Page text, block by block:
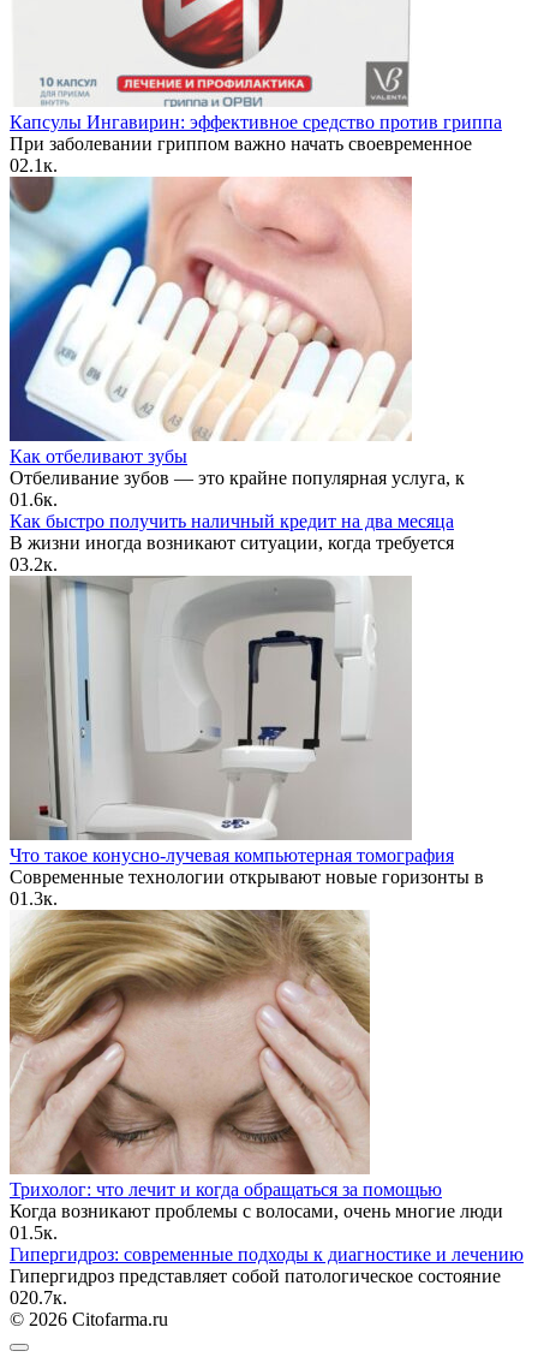
Капсулы Ингавирин: эффективное средство против гриппа
При заболевании гриппом важно начать своевременное
02.1к.
Как отбеливают зубы
Отбеливание зубов — это крайне популярная услуга, к
01.6к.
Как быстро получить наличный кредит на два месяца
В жизни иногда возникают ситуации, когда требуется
03.2к.
Что такое конусно-лучевая компьютерная томография
Современные технологии открывают новые горизонты в
01.3к.
Трихолог: что лечит и когда обращаться за помощью
Когда возникают проблемы с волосами, очень многие люди
01.5к.
Гипергидроз: современные подходы к диагностике и лечению
Гипергидроз представляет собой патологическое состояние
020.7к.
© 2026 Citofarma.ru